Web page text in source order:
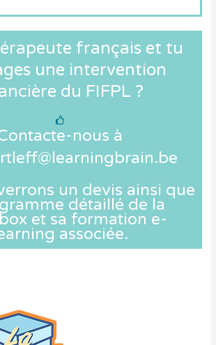
français et tu
une intervention
du FIFPL ?
nous à
un devis ainsi que
détaillé de la
et sa formation e-
associée.